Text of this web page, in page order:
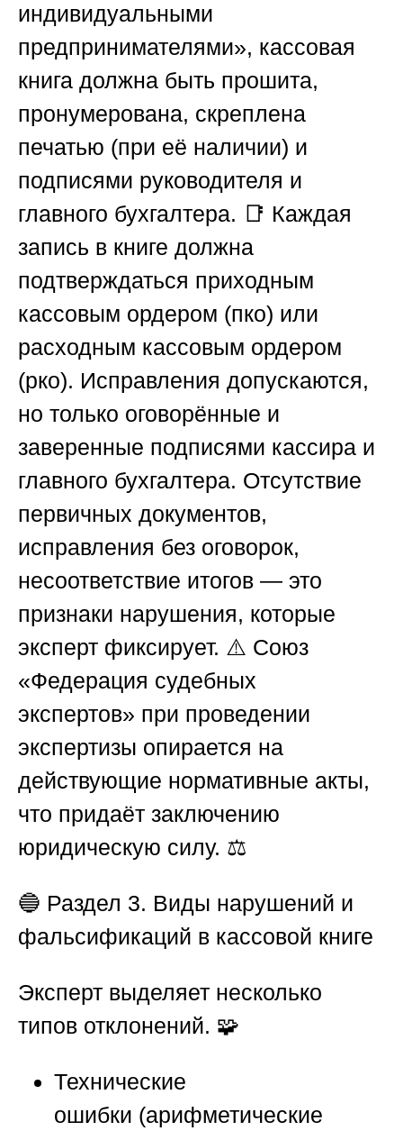
индивидуальными
предпринимателями», кассовая
книга должна быть прошита,
пронумерована, скреплена
печатью (при её наличии) и
подписями руководителя и
главного бухгалтера. 📑 Каждая
запись в книге должна
подтверждаться приходным
кассовым ордером (пко) или
расходным кассовым ордером
(рко). Исправления допускаются,
но только оговорённые и
заверенные подписями кассира и
главного бухгалтера. Отсутствие
первичных документов,
исправления без оговорок,
несоответствие итогов — это
признаки нарушения, которые
эксперт фиксирует. ⚠️ Союз
«Федерация судебных
экспертов» при проведении
экспертизы опирается на
действующие нормативные акты,
что придаёт заключению
юридическую силу. ⚖️
🔵 Раздел 3. Виды нарушений и
фальсификаций в кассовой книге
Эксперт выделяет несколько
типов отклонений. 🧩
Технические
ошибки (арифметические